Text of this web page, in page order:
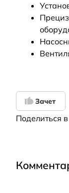
Зачет
Поделиться